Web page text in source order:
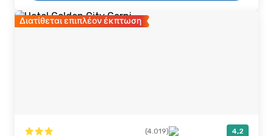
Διατίθεται επιπλέον έκπτωση
(4.019) 4,2